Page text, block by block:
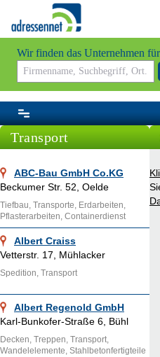
Wir finden das Unternehmen
Transport
ABC-Bau GmbH Co.KG
Beckumer Str. 52, Oelde
Tiefbau, Transporte, Erdarbeiten,
Pflasterarbeiten, Containerdienst
Albert Craiss
Vetterstr. 17, Mühlacker
Spedition, Transport
Albert Regenold GmbH
Karl-Bunkofer-Straße 6, Bühl
Decken, Treppen, Transport,
Wandelelemente, Stahlbetonfertigteile